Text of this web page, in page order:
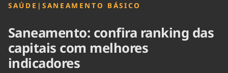
SAÚDE | SANEAMENTO BÁSICO
Saneamento: confira ranking das
capitais com melhores
indicadores